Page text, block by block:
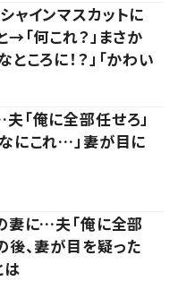
ャインマスカットに
→「何これ？」まさか
ころに！？」「かわい
「俺に全部任せろ」
にこれ…」妻が目に
妻に…夫「俺に全部
後、妻が目を疑った
は